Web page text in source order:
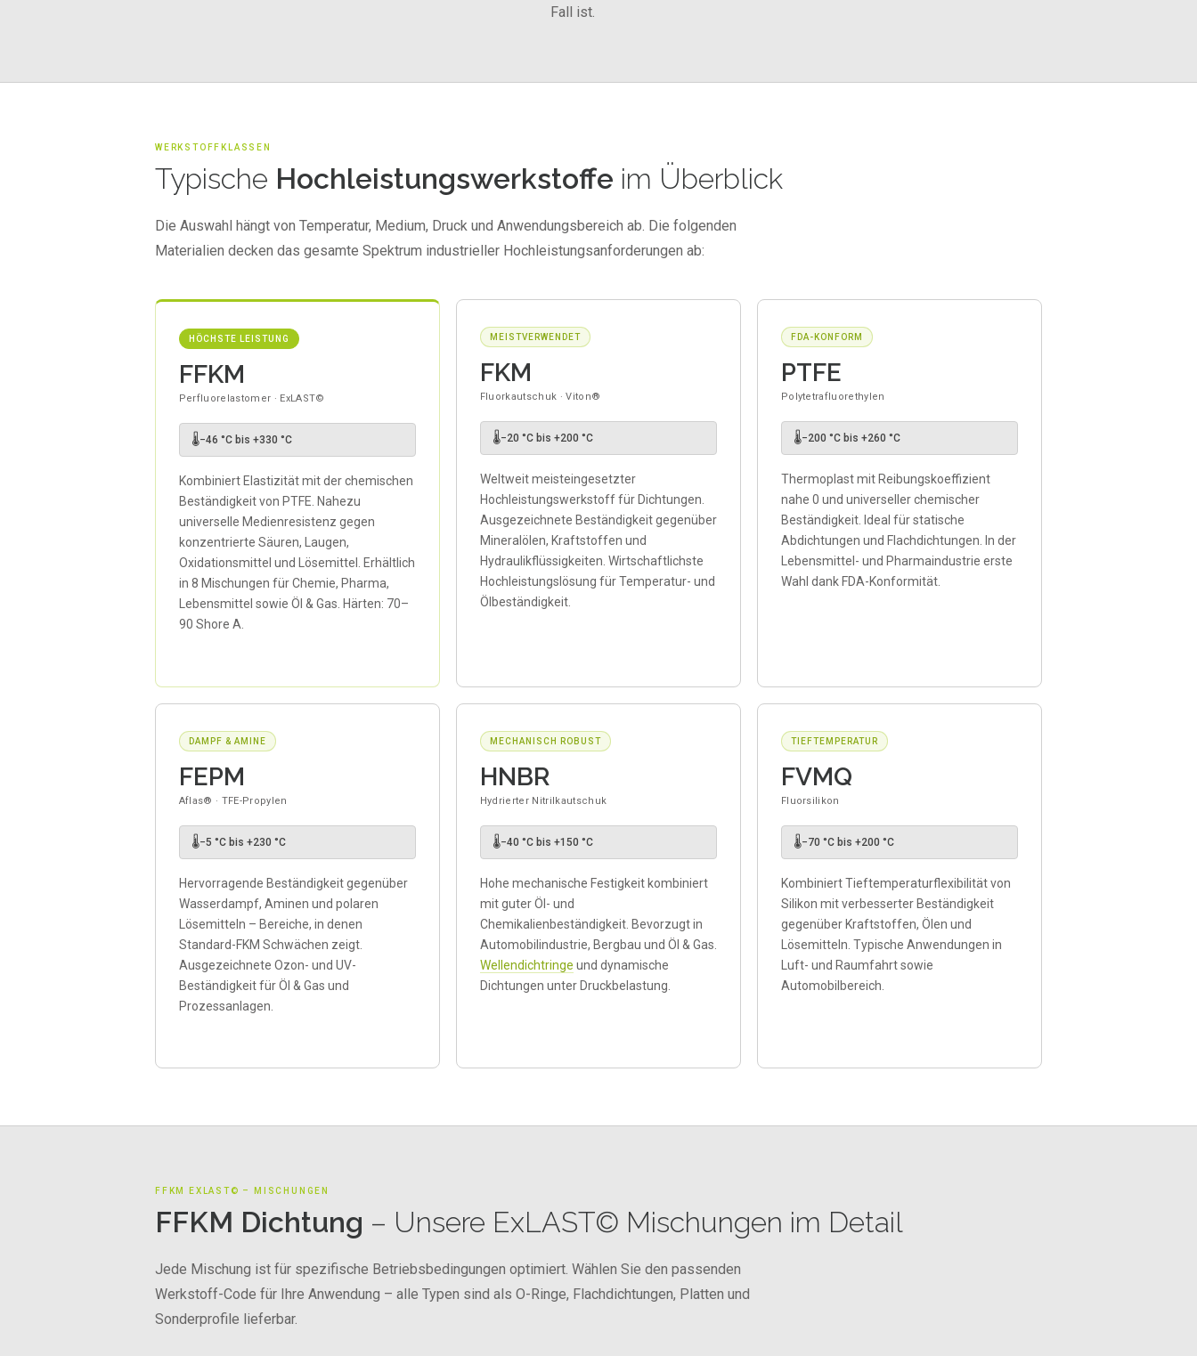
Fall ist.
WERKSTOFFKLASSEN
Typische Hochleistungswerkstoffe im Überblick
Die Auswahl hängt von Temperatur, Medium, Druck und Anwendungsbereich ab. Die folgenden
Materialien decken das gesamte Spektrum industrieller Hochleistungsanforderungen ab:
HÖCHSTE LEISTUNG
FFKM
Perfluorelastomer · ExLAST©
🌡−46 °C bis +330 °C
Kombiniert Elastizität mit der chemischen
Beständigkeit von PTFE. Nahezu
universelle Medienresistenz gegen
konzentrierte Säuren, Laugen,
Oxidationsmittel und Lösemittel. Erhältlich
in 8 Mischungen für Chemie, Pharma,
Lebensmittel sowie Öl & Gas. Härten: 70–
90 Shore A.
MEISTVERWENDET
FKM
Fluorkautschuk · Viton®
🌡−20 °C bis +200 °C
Weltweit meisteingesetzter
Hochleistungswerkstoff für Dichtungen.
Ausgezeichnete Beständigkeit gegenüber
Mineralölen, Kraftstoffen und
Hydraulikflüssigkeiten. Wirtschaftlichste
Hochleistungslösung für Temperatur- und
Ölbeständigkeit.
FDA-KONFORM
PTFE
Polytetrafluorethylen
🌡−200 °C bis +260 °C
Thermoplast mit Reibungskoeffizient
nahe 0 und universeller chemischer
Beständigkeit. Ideal für statische
Abdichtungen und Flachdichtungen. In der
Lebensmittel- und Pharmaindustrie erste
Wahl dank FDA-Konformität.
DAMPF & AMINE
FEPM
Aflas® · TFE-Propylen
🌡−5 °C bis +230 °C
Hervorragende Beständigkeit gegenüber
Wasserdampf, Aminen und polaren
Lösemitteln – Bereiche, in denen
Standard-FKM Schwächen zeigt.
Ausgezeichnete Ozon- und UV-
Beständigkeit für Öl & Gas und
Prozessanlagen.
MECHANISCH ROBUST
HNBR
Hydrierter Nitrilkautschuk
🌡−40 °C bis +150 °C
Hohe mechanische Festigkeit kombiniert
mit guter Öl- und
Chemikalienbeständigkeit. Bevorzugt in
Automobilindustrie, Bergbau und Öl & Gas.
Wellendichtringe und dynamische
Dichtungen unter Druckbelastung.
TIEFTEMPERATUR
FVMQ
Fluorsilikon
🌡−70 °C bis +200 °C
Kombiniert Tieftemperaturflexibilität von
Silikon mit verbesserter Beständigkeit
gegenüber Kraftstoffen, Ölen und
Lösemitteln. Typische Anwendungen in
Luft- und Raumfahrt sowie
Automobilbereich.
FFKM EXLAST© – MISCHUNGEN
FFKM Dichtung – Unsere ExLAST© Mischungen im Detail
Jede Mischung ist für spezifische Betriebsbedingungen optimiert. Wählen Sie den passenden
Werkstoff-Code für Ihre Anwendung – alle Typen sind als O-Ringe, Flachdichtungen, Platten und
Sonderprofile lieferbar.